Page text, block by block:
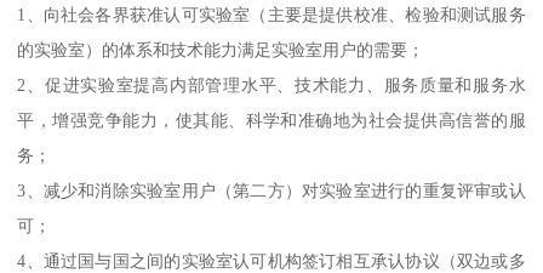
1、向社会各界获准认可实验室（主要是提供校准、检验和测试服务
的实验室）的体系和技术能力满足实验室用户的需要；
2、促进实验室提高内部管理水平、技术能力、服务质量和服务水
平，增强竞争能力，使其能、科学和准确地为社会提供高信誉的服
务；
3、减少和消除实验室用户（第二方）对实验室进行的重复评审或认
可；
4、通过国与国之间的实验室认可机构签订相互承认协议（双边或多